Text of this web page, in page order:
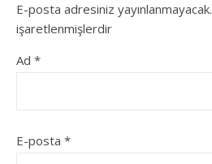
E-posta adresiniz yayınlanmayacak.
işaretlenmişlerdir
Ad *
E-posta *